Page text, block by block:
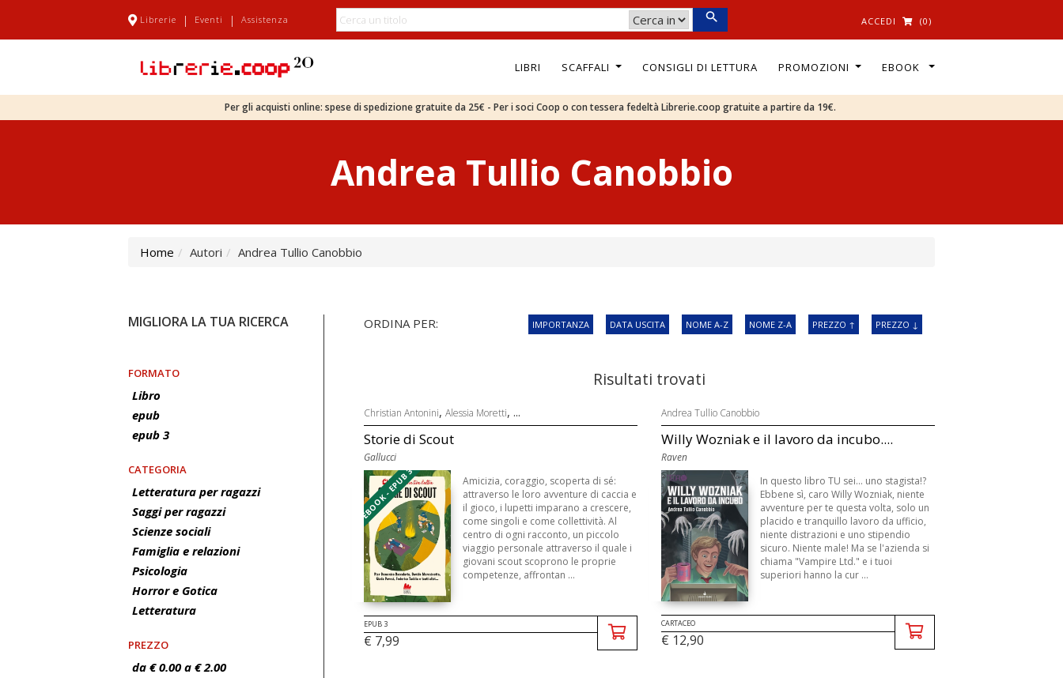
Librerie | Eventi | Assistenza ACCEDI (0)
LIBRI SCAFFALI CONSIGLI DI LETTURA PROMOZIONI EBOOK
Per gli acquisti online: spese di spedizione gratuite da 25€ - Per i soci Coop o con tessera fedeltà Librerie.coop gratuite a partire da 19€.
Andrea Tullio Canobbio
Home Autori Andrea Tullio Canobbio
MIGLIORA LA TUA RICERCA
FORMATO
Libro
epub
epub 3
CATEGORIA
Letteratura per ragazzi
Saggi per ragazzi
Scienze sociali
Famiglia e relazioni
Psicologia
Horror e Gotica
Letteratura
PREZZO
da € 0.00 a € 2.00
ORDINA PER: IMPORTANZA DATA USCITA NOME A-Z NOME Z-A PREZZO ↑ PREZZO ↓
Risultati trovati
Christian Antonini, Alessia Moretti, ...
Storie di Scout
Gallucci
EBOOK - EPUB 3
Amicizia, coraggio, scoperta di sé:
attraverso le loro avventure di caccia e
il gioco, i lupetti imparano a crescere,
come singoli e come collettività. Al
centro di ogni racconto, un piccolo
viaggio personale attraverso il quale i
giovani scout scoprono le proprie
competenze, affrontan ...
EPUB 3
€ 7,99
Andrea Tullio Canobbio
Willy Wozniak e il lavoro da incubo....
Raven
In questo libro TU sei... uno stagista!?
Ebbene sì, caro Willy Wozniak, niente
avventure per te questa volta, solo un
placido e tranquillo lavoro da ufficio,
niente distrazioni e uno stipendio
sicuro. Niente male! Ma se l'azienda si
chiama "Vampire Ltd." e i tuoi
superiori hanno la cur ...
CARTACEO
€ 12,90